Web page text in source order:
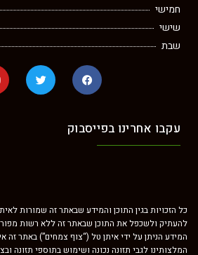
חמישי
שישי
שבת
עקבו אחרינו בפייסבוק
כל הזכויות בגין התוכן והמידע שבאתר זה שמורות
להעתיק ולשכפל את התוכן שבאתר זה ללא רשות
המידע הניתן על ידי איתן טל (“צוף צמחים”) באתר זה
המלצותינו לגבי תזונה נכונה ושימוש בתוספי תזונה